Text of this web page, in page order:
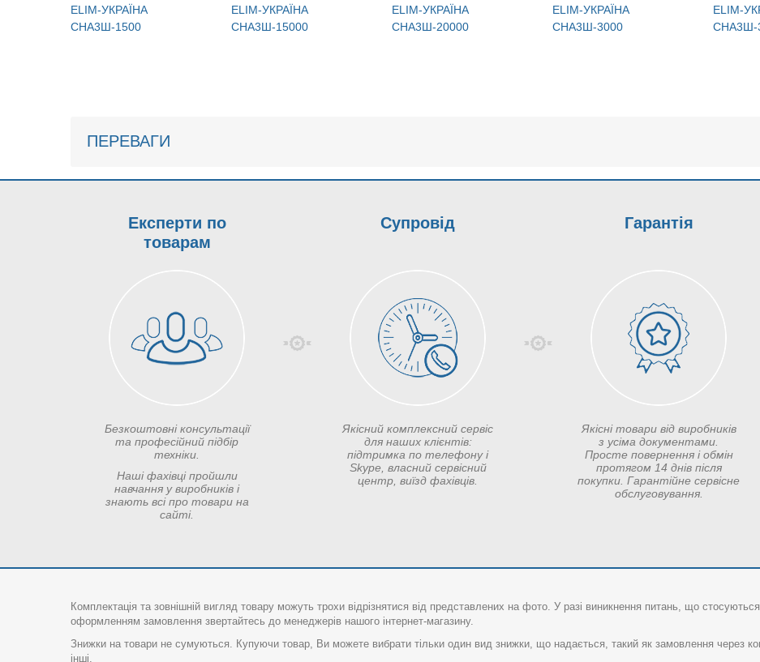
ELIM-УКРАЇНА
СНА3Ш-1500
ELIM-УКРАЇНА
СНА3Ш-15000
ELIM-УКРАЇНА
СНА3Ш-20000
ELIM-УКРАЇНА
СНА3Ш-3000
ELIM-
СНА3Ш-
ПЕРЕВАГИ
Експерти по
товарам
Безкоштовні консультації
та професійний підбір
техніки.
Наші фахівці пройшли
навчання у виробників і
знають всі про товари на
сайті.
Супровід
Якісний комплексний сервіс
для наших клієнтів:
підтримка по телефону і
Skype, власний сервісний
центр, виїзд фахівців.
Гарантія
Якісні товари від виробників
з усіма документами.
Просте повернення і обмін
протягом 14 днів після
покупки. Гарантійне сервісне
обслуговування.
Комплектація та зовнішній вигляд товару можуть трохи відрізнятися від представлених на фото. У разі виникнення питань, що
оформленням замовлення звертайтесь до менеджерів нашого інтернет-магазину.
Знижки на товари не сумуються. Купуючи товар, Ви можете вибрати тільки один вид знижки, що надається, такий як замовлення через
інші.